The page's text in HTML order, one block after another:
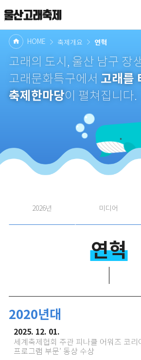
HOME 축제개요 연혁
고래의 도시, 울산 남구 장
고래문화특구에서 고래를
축제한마당이 펼쳐집니다.
2026년 미디어
연혁
2020년대
2025. 12. 01.
세계축제협회 주관 피나클 어워즈 코리
프로그램 부문’ 동상 수상